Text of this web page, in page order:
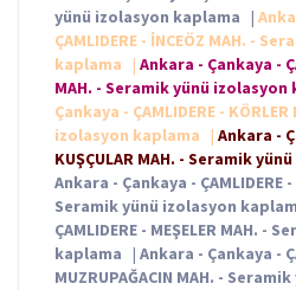
yünü izolasyon kaplama |
ÇAMLIDERE - İNCEÖZ MAH. -
kaplama
| Ankara - Çankaya -
MAH. - Seramik yünü izolasyon
Çankaya - ÇAMLIDERE -
izolasyon kaplama
| Ankara -
KUŞÇULAR MAH. - Seramik
Ankara - Çankaya - ÇAMLIDERE -
Seramik yünü izolasyon
ÇAMLIDERE - MEŞELER MAH. -
kaplama | Ankara - Çankaya -
MUZRUPAĞACIN MAH. -